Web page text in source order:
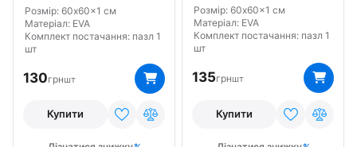
Розмір: 60x60x1 см
Матеріал: EVA
Комплект постачання: пазл 1
шт
130грншт
Купити
Розмір: 60x60x1 см
Матеріал: EVA
Комплект постачання: пазл 1
шт
135грншт
Купити